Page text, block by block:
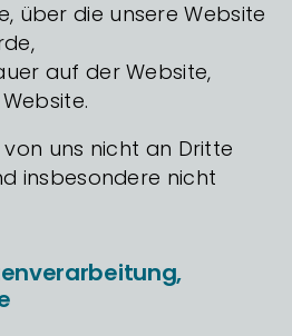
über die unsere Website
auf der Website,
uns nicht an Dritte
insbesondere nicht